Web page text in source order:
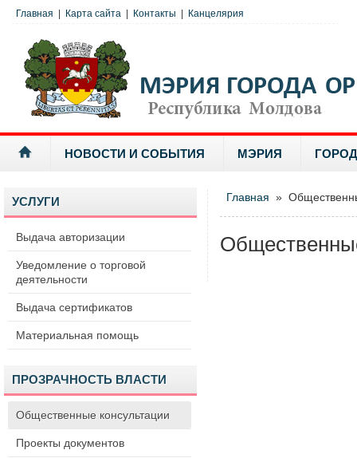
Главная Карта сайта Контакты Канцелярия
НОВОСТИ И СОБЫТИЯ МЭРИЯ
УСЛУГИ
Выдача авторизации
Уведомление о торговой
деятельности
Выдача сертификатов
Материальная помощь
ПРОЗРАЧНОСТЬ ВЛАСТИ
Общественные консультации
Проекты документов
Главная »